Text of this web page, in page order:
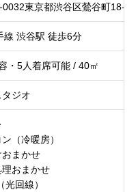
東京都渋谷区鶯谷町18-1
線 渋谷駅 徒歩6分
・5人着席可能 / 40㎡
ジオ
（冷暖房）
おまかせ
理おまかせ
光回線）